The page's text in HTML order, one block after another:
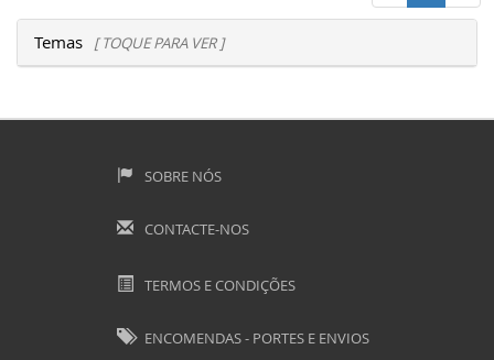
Temas [ TOQUE PARA VER ]
SOBRE NÓS
CONTACTE-NOS
TERMOS E CONDIÇÕES
ENCOMENDAS - PORTES E ENVIOS